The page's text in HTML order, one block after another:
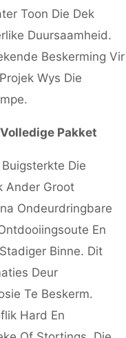
Toon Die Dek
Duursaamheid.
Beskerming Vir
Wys Die
Pakket
Die
Ander Groot
Ondeurdringbare
En
Binne. Dit
Deur
Te Beskerm.
Hard En